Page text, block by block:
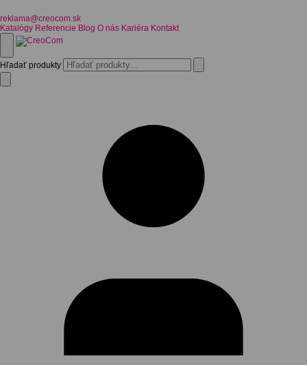
reklama@creocom.sk
Katalógy Referencie Blog O nás Kariéra Kontakt
Hľadať produkty